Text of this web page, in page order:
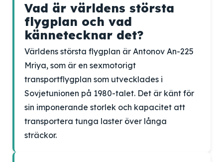
Vad är världens största
flygplan och vad
kännetecknar det?
Världens största flygplan är Antonov An-225
Mriya, som är en sexmotorigt
transportflygplan som utvecklades i
Sovjetunionen på 1980-talet. Det är känt för
sin imponerande storlek och kapacitet att
transportera tunga laster över långa
sträckor.